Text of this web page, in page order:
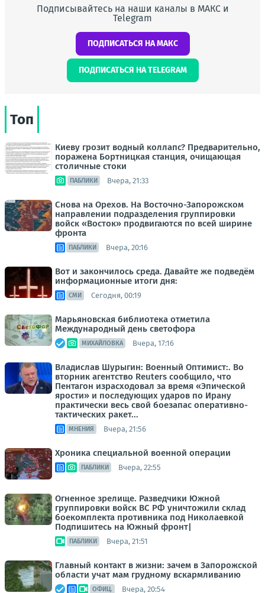
Подписывайтесь на наши каналы в МАКС и
Telegram
ПОДПИСАТЬСЯ НА МАКС
ПОДПИСАТЬСЯ НА TELEGRAM
Топ
Киеву грозит водный коллапс? Предварительно,
поражена Бортницкая станция, очищающая
столичные стоки
ПАБЛИКИ Вчера, 21:33
Снова на Орехов. На Восточно-Запорожском
направлении подразделения группировки
войск «Восток» продвигаются по всей ширине
фронта
ПАБЛИКИ Вчера, 20:16
Вот и закончилось среда. Давайте же подведём
информационные итоги дня:
СМИ Сегодня, 00:19
Марьяновская библиотека отметила
Международный день светофора
МИХАЙЛОВКА Вчера, 17:16
Владислав Шурыгин: Военный Оптимист:. Во
вторник агентство Reuters сообщило, что
Пентагон израсходовал за время «Эпической
ярости» и последующих ударов по Ирану
практически весь свой боезапас оперативно-
тактических ракет...
МНЕНИЯ Вчера, 21:56
Хроника специальной военной операции
ПАБЛИКИ Вчера, 22:55
Огненное зрелище. Разведчики Южной
группировки войск ВС РФ уничтожили склад
боекомплекта противника под Николаевкой
Подпишитесь на Южный фронт|
ПАБЛИКИ Вчера, 21:51
Главный контакт в жизни: зачем в Запорожской
области учат мам грудному вскармливанию
ОФИЦ. Вчера, 20:54